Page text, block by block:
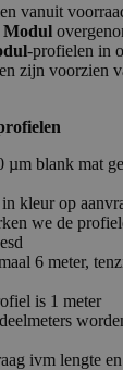
vanuit
Modul
-profielen in
zijn voorzien
blank mat
kleur op
we de
6 meter,
is 1 meter
ivm lengte